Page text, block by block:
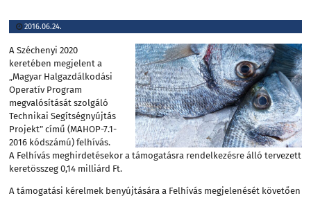
2016.06.24.
A Széchenyi 2020
keretében megjelent a
„Magyar Halgazdálkodási
Operatív Program
megvalósítását szolgáló
Technikai Segítségnyújtás
Projekt” című (MAHOP-7.1-
2016 kódszámú) felhívás.
A Felhívás meghirdetésekor a támogatásra rendelkezésre álló tervezett
keretösszeg 0,14 milliárd Ft.
A támogatási kérelmek benyújtására a Felhívás megjelenését követően